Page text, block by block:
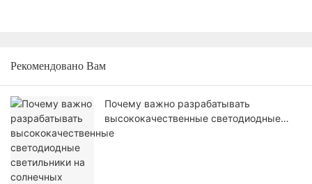
Рекомендовано Вам
Почему важно разрабатывать
высококачественные светодиодные
светильники на солнечных батареях для